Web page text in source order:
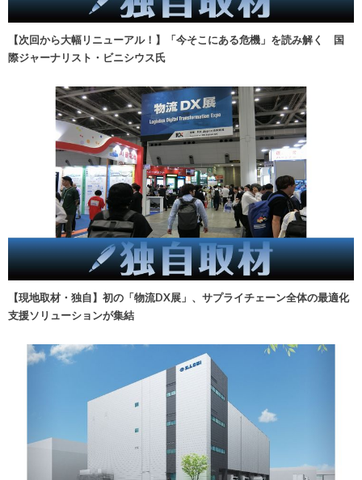
【次回から大幅リニューアル！】「今そこにある危機」を読み解く 国
際ジャーナリスト・ビニシウス氏
【現地取材・独自】初の「物流DX展」、サプライチェーン全体の最適化
支援ソリューションが集結